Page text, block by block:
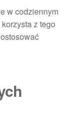
w codziennym
z tego